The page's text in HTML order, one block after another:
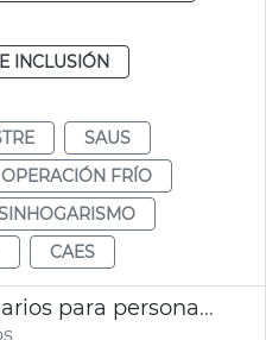
INCLUSIÓN
SAUS
OPERACIÓN FRÍO
CAES
Recursos extraordinarios para personas sin hogar